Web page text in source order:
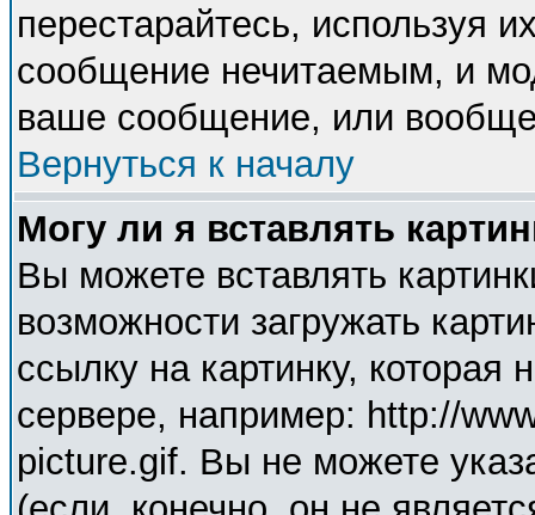
перестарайтесь, используя
сообщение нечитаемым, и
ваше сообщение, или вообще
Вернуться к началу
Могу ли я вставлять
Вы можете вставлять
возможности загружать
ссылку на картинку,
сервере, например: http://
picture.gif. Вы не можете